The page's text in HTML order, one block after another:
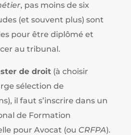
, pas moins de six
(et souvent plus) sont
pour être diplômé et
au tribunal.
de droit (à choisir
sélection de
il faut s’inscrire dans un
de Formation
pour Avocat (ou CRFPA).